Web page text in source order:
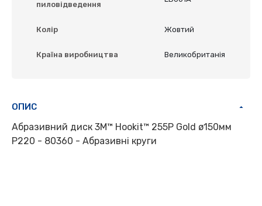
пиловідведення
Колір Жовтий
Країна виробництва Великобританія
ОПИС
Абразивний диск 3M™ Hookit™ 255P Gold ø150мм
P220 - 80360 - Абразивні круги